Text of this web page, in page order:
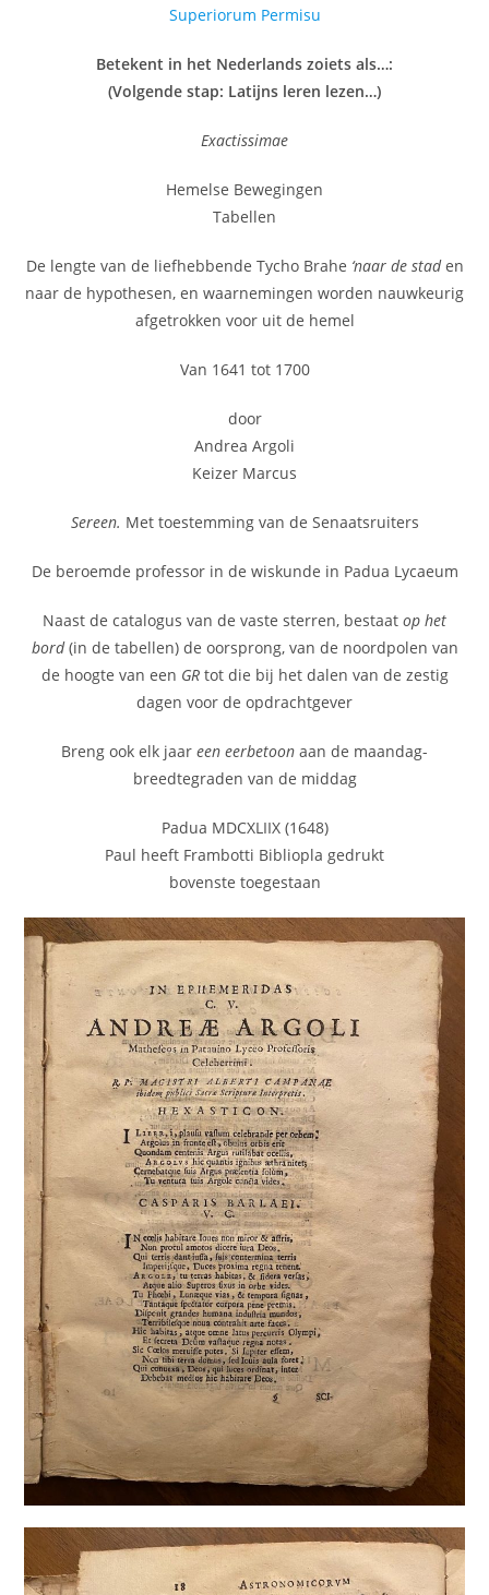
Superiorum Permisu
Betekent in het Nederlands zoiets als…:
(Volgende stap: Latijns leren lezen…)
Exactissimae
Hemelse Bewegingen
Tabellen
De lengte van de liefhebbende Tycho Brahe ‘naar de staden
naar de hypothesen, en waarnemingen worden nauwkeurig
afgetrokken voor uit de hemel
Van 1641 tot 1700
door
Andrea Argoli
Keizer Marcus
Sereen. Met toestemming van de Senaatsruiters
De beroemde professor in de wiskunde in Padua Lycaeum
Naast de catalogus van de vaste sterren, bestaat op het
bord(in de tabellen) de oorsprong, van de noordpolen van
de hoogte van een GRtot die bij het dalen van de zestig
dagen voor de opdrachtgever
Breng ook elk jaar een eerbetoon aan de maandag-
breedtegraden van de middag
Padua MDCXLIIX (1648)
Paul heeft Frambotti Bibliopla gedrukt
bovenste toegestaan